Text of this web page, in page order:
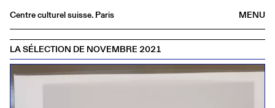
MENU
Centre culturel suisse. Paris
Agenda
Librairie
Buvette
LA SÉLECTION DE NOVEMBRE 2021